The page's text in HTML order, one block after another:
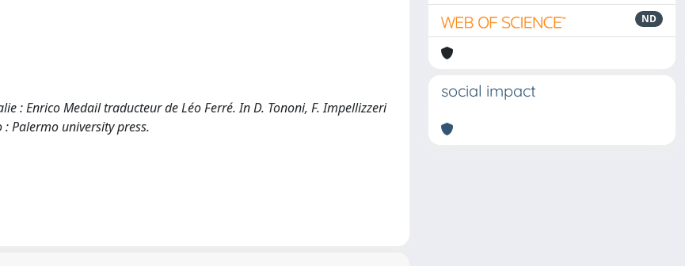
: Enrico Medail traducteur de Léo Ferré. In D. Tononi, F. Impellizzeri
: Palermo university press.
ND
social impact